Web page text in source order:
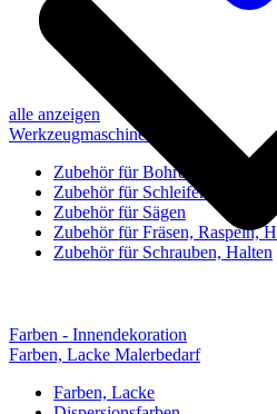
alle anzeigen
Werkzeugmaschinen-Zubehör
Zubehör für Bohren, Bohrhilfen
Zubehör für Schleifen, Poliere
Zubehör für Sägen
Zubehör für Fräsen, Raspeln, H
Zubehör für Schrauben, Halten
Farben - Innendekoration
Farben, Lacke Malerbedarf
Farben, Lacke